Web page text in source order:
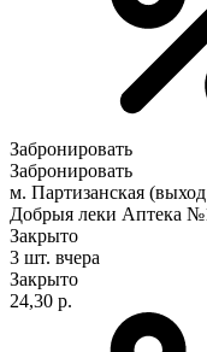
Забронировать
Забронировать
м. Партизанская
Добрыя леки Аптека
Закрыто
3 шт. вчера
Закрыто
24,30 р.